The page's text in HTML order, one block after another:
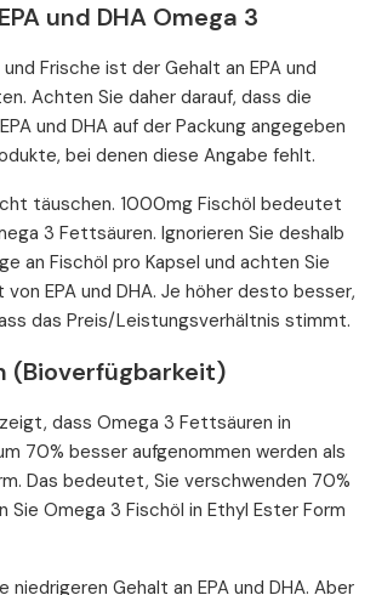
und DHA Omega 3
Frische ist der Gehalt an EPA und
Achten Sie daher darauf, dass die
und DHA auf der Packung angegeben
bei denen diese Angabe fehlt.
täuschen. 1000mg Fischöl bedeutet
3 Fettsäuren. Ignorieren Sie deshalb
an Fischöl pro Kapsel und achten Sie
von EPA und DHA. Je höher desto besser,
das Preis/Leistungsverhältnis stimmt.
(Bioverfügbarkeit)
dass Omega 3 Fettsäuren in
70% besser aufgenommen werden als
Das bedeutet, Sie verschwenden 70%
Sie Omega 3 Fischöl in Ethyl Ester Form
niedrigeren Gehalt an EPA und DHA. Aber